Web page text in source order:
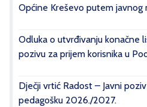
Općine Kreševo putem javnog
Odluka o utvrđivanju konačne
pozivu za prijem korisnika u
Dječji vrtić Radost – Javni
pedagošku 2026./2027.